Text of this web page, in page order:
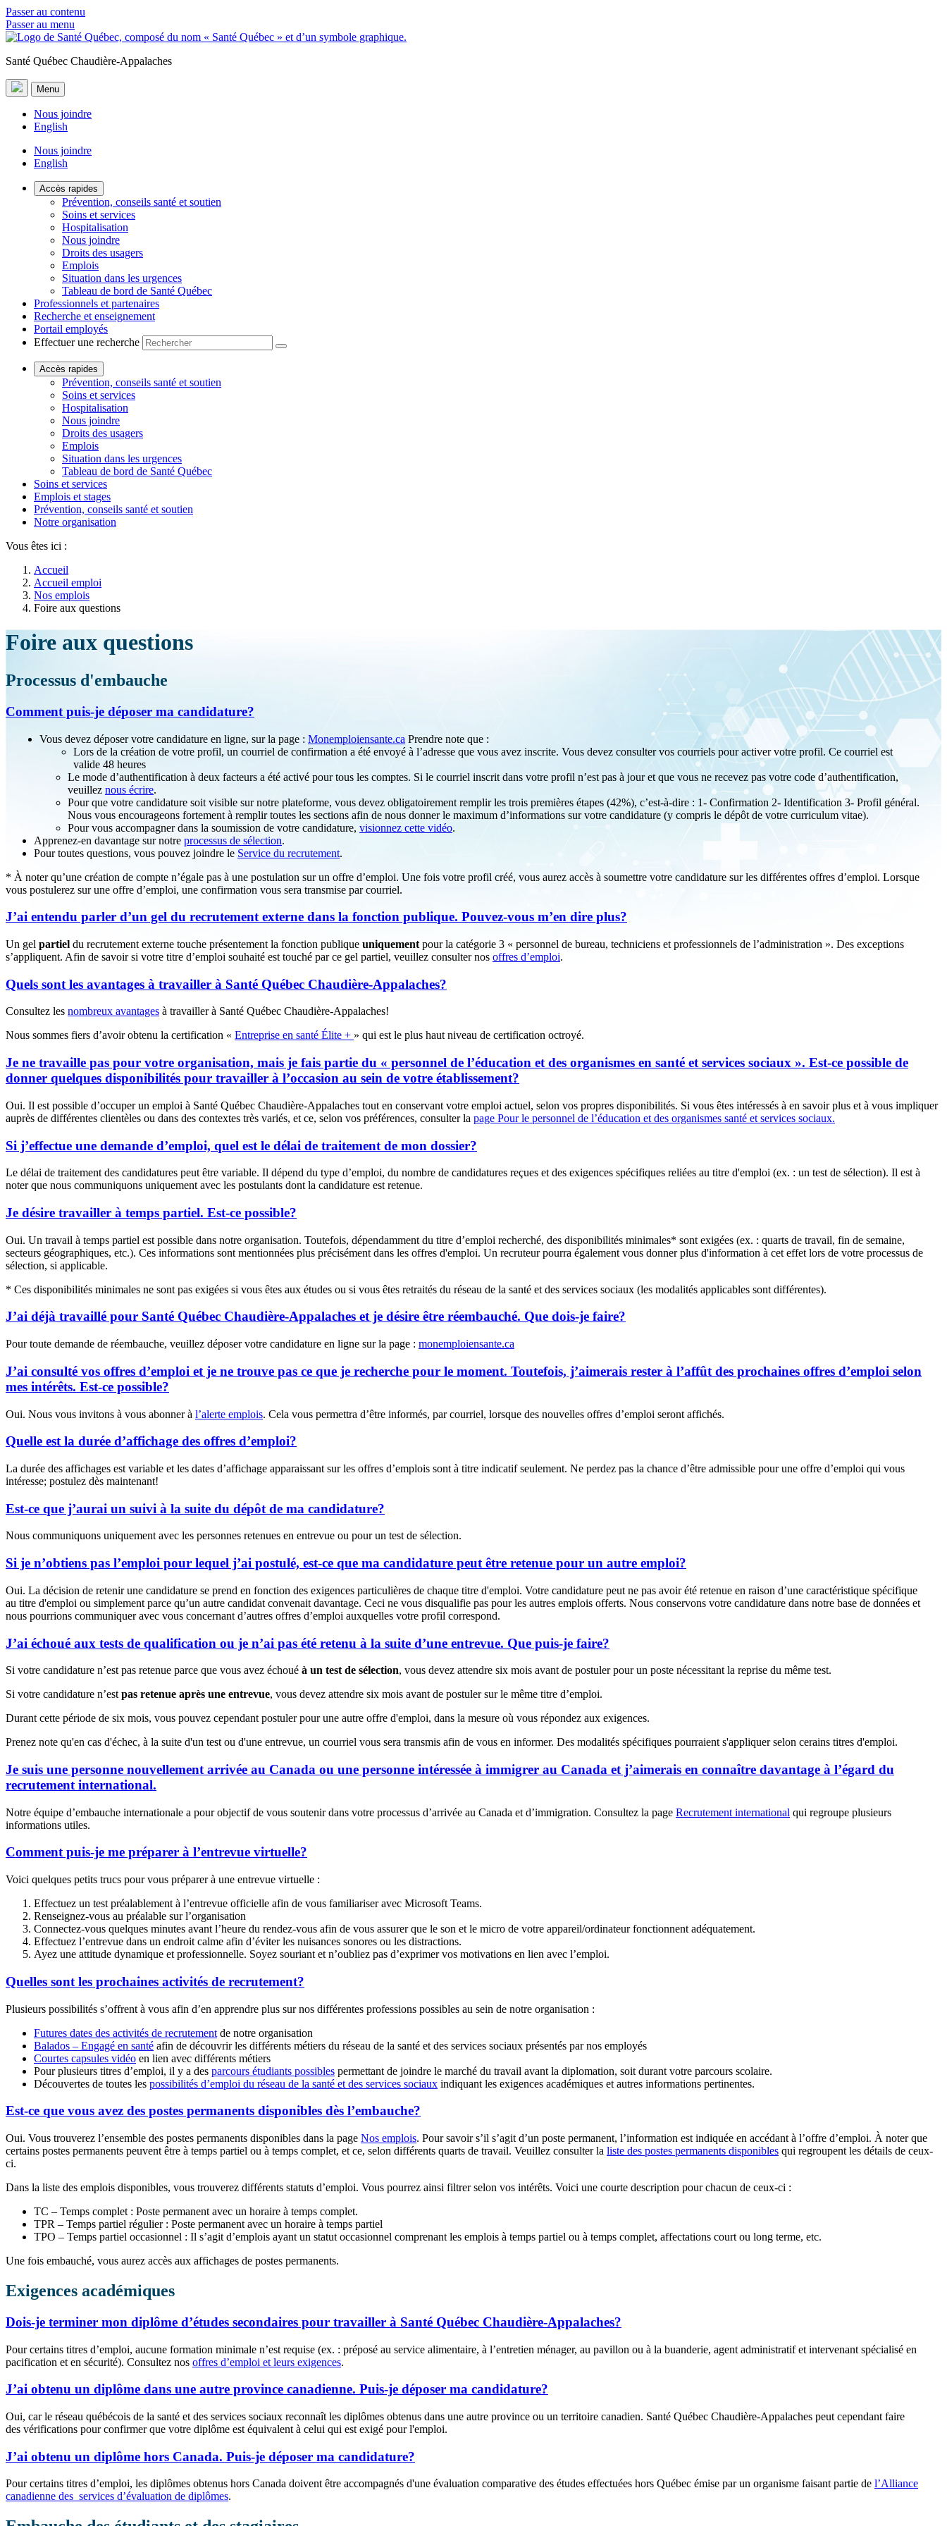
Passer au contenu
Passer au menu
Santé Québec Chaudière-Appalaches
Menu
Nous joindre
English
Nous joindre
English
Accès rapides
Prévention, conseils santé et soutien
Soins et services
Hospitalisation
Nous joindre
Droits des usagers
Emplois
Situation dans les urgences
Tableau de bord de Santé Québec
Professionnels et partenaires
Recherche et enseignement
Portail employés
Effectuer une recherche
Accès rapides
Prévention, conseils santé et soutien
Soins et services
Hospitalisation
Nous joindre
Droits des usagers
Emplois
Situation dans les urgences
Tableau de bord de Santé Québec
Soins et services
Emplois et stages
Prévention, conseils santé et soutien
Notre organisation
Vous êtes ici :
Accueil
Accueil emploi
Nos emplois
Foire aux questions
Foire aux questions
Processus d'embauche
Comment puis-je déposer ma candidature?
Vous devez déposer votre candidature en ligne, sur la page : Monemploiensante.ca Prendre note que :
Lors de la création de votre profil, un courriel de confirmation a été envoyé à l’adresse que vous avez inscrite. Vous devez consulter vos courriels pour activer votre profil. Ce courriel est
valide 48 heures
Le mode d’authentification à deux facteurs a été activé pour tous les comptes. Si le courriel inscrit dans votre profil n’est pas à jour et que vous ne recevez pas votre code d’authentification,
veuillez nous écrire.
Pour que votre candidature soit visible sur notre plateforme, vous devez obligatoirement remplir les trois premières étapes (42%), c’est-à-dire : 1- Confirmation 2- Identification 3- Profil général.
Nous vous encourageons fortement à remplir toutes les sections afin de nous donner le maximum d’informations sur votre candidature (y compris le dépôt de votre curriculum vitae).
Pour vous accompagner dans la soumission de votre candidature, visionnez cette vidéo.
Apprenez-en davantage sur notre processus de sélection.
Pour toutes questions, vous pouvez joindre le Service du recrutement.
* À noter qu’une création de compte n’égale pas à une postulation sur un offre d’emploi. Une fois votre profil créé, vous aurez accès à soumettre votre candidature sur les différentes offres d’emploi. Lorsque
vous postulerez sur une offre d’emploi, une confirmation vous sera transmise par courriel.
J’ai entendu parler d’un gel du recrutement externe dans la fonction publique. Pouvez-vous m’en dire plus?
Un gel partiel du recrutement externe touche présentement la fonction publique uniquement pour la catégorie 3 « personnel de bureau, techniciens et professionnels de l’administration ». Des exceptions
s’appliquent. Afin de savoir si votre titre d’emploi souhaité est touché par ce gel partiel, veuillez consulter nos offres d’emploi.
Quels sont les avantages à travailler à Santé Québec Chaudière-Appalaches?
Consultez les nombreux avantages à travailler à Santé Québec Chaudière-Appalaches!
Nous sommes fiers d’avoir obtenu la certification « Entreprise en santé Élite + » qui est le plus haut niveau de certification octroyé.
Je ne travaille pas pour votre organisation, mais je fais partie du « personnel de l’éducation et des organismes en santé et services sociaux ». Est-ce possible de
donner quelques disponibilités pour travailler à l’occasion au sein de votre établissement?
Oui. Il est possible d’occuper un emploi à Santé Québec Chaudière-Appalaches tout en conservant votre emploi actuel, selon vos propres disponibilités. Si vous êtes intéressés à en savoir plus et à vous impliquer
auprès de différentes clientèles ou dans des contextes très variés, et ce, selon vos préférences, consulter la page Pour le personnel de l’éducation et des organismes santé et services sociaux.
Si j’effectue une demande d’emploi, quel est le délai de traitement de mon dossier?
Le délai de traitement des candidatures peut être variable. Il dépend du type d’emploi, du nombre de candidatures reçues et des exigences spécifiques reliées au titre d'emploi (ex. : un test de sélection). Il est à
noter que nous communiquons uniquement avec les postulants dont la candidature est retenue.
Je désire travailler à temps partiel. Est-ce possible?
Oui. Un travail à temps partiel est possible dans notre organisation. Toutefois, dépendamment du titre d’emploi recherché, des disponibilités minimales* sont exigées (ex. : quarts de travail, fin de semaine,
secteurs géographiques, etc.). Ces informations sont mentionnées plus précisément dans les offres d'emploi. Un recruteur pourra également vous donner plus d'information à cet effet lors de votre processus de
sélection, si applicable.
* Ces disponibilités minimales ne sont pas exigées si vous êtes aux études ou si vous êtes retraités du réseau de la santé et des services sociaux (les modalités applicables sont différentes).
J’ai déjà travaillé pour Santé Québec Chaudière-Appalaches et je désire être réembauché. Que dois-je faire?
Pour toute demande de réembauche, veuillez déposer votre candidature en ligne sur la page : monemploiensante.ca
J’ai consulté vos offres d’emploi et je ne trouve pas ce que je recherche pour le moment. Toutefois, j’aimerais rester à l’affût des prochaines offres d’emploi selon
mes intérêts. Est-ce possible?
Oui. Nous vous invitons à vous abonner à l’alerte emplois. Cela vous permettra d’être informés, par courriel, lorsque des nouvelles offres d’emploi seront affichés.
Quelle est la durée d’affichage des offres d’emploi?
La durée des affichages est variable et les dates d’affichage apparaissant sur les offres d’emplois sont à titre indicatif seulement. Ne perdez pas la chance d’être admissible pour une offre d’emploi qui vous
intéresse; postulez dès maintenant!
Est-ce que j’aurai un suivi à la suite du dépôt de ma candidature?
Nous communiquons uniquement avec les personnes retenues en entrevue ou pour un test de sélection.
Si je n’obtiens pas l’emploi pour lequel j’ai postulé, est-ce que ma candidature peut être retenue pour un autre emploi?
Oui. La décision de retenir une candidature se prend en fonction des exigences particulières de chaque titre d'emploi. Votre candidature peut ne pas avoir été retenue en raison d’une caractéristique spécifique
au titre d'emploi ou simplement parce qu’un autre candidat convenait davantage. Ceci ne vous disqualifie pas pour les autres emplois offerts. Nous conservons votre candidature dans notre base de données et
nous pourrions communiquer avec vous concernant d’autres offres d’emploi auxquelles votre profil correspond.
J’ai échoué aux tests de qualification ou je n’ai pas été retenu à la suite d’une entrevue. Que puis-je faire?
Si votre candidature n’est pas retenue parce que vous avez échoué à un test de sélection, vous devez attendre six mois avant de postuler pour un poste nécessitant la reprise du même test.
Si votre candidature n’est pas retenue après une entrevue, vous devez attendre six mois avant de postuler sur le même titre d’emploi.
Durant cette période de six mois, vous pouvez cependant postuler pour une autre offre d'emploi, dans la mesure où vous répondez aux exigences.
Prenez note qu'en cas d'échec, à la suite d'un test ou d'une entrevue, un courriel vous sera transmis afin de vous en informer. Des modalités spécifiques pourraient s'appliquer selon cerains titres d'emploi.
Je suis une personne nouvellement arrivée au Canada ou une personne intéressée à immigrer au Canada et j’aimerais en connaître davantage à l’égard du
recrutement international.
Notre équipe d’embauche internationale a pour objectif de vous soutenir dans votre processus d’arrivée au Canada et d’immigration. Consultez la page Recrutement international qui regroupe plusieurs
informations utiles.
Comment puis-je me préparer à l’entrevue virtuelle?
Voici quelques petits trucs pour vous préparer à une entrevue virtuelle :
Effectuez un test préalablement à l’entrevue officielle afin de vous familiariser avec Microsoft Teams.
Renseignez-vous au préalable sur l’organisation
Connectez-vous quelques minutes avant l’heure du rendez-vous afin de vous assurer que le son et le micro de votre appareil/ordinateur fonctionnent adéquatement.
Effectuez l’entrevue dans un endroit calme afin d’éviter les nuisances sonores ou les distractions.
Ayez une attitude dynamique et professionnelle. Soyez souriant et n’oubliez pas d’exprimer vos motivations en lien avec l’emploi.
Quelles sont les prochaines activités de recrutement?
Plusieurs possibilités s’offrent à vous afin d’en apprendre plus sur nos différentes professions possibles au sein de notre organisation :
Futures dates des activités de recrutement de notre organisation
Balados – Engagé en santé afin de découvrir les différents métiers du réseau de la santé et des services sociaux présentés par nos employés
Courtes capsules vidéo en lien avec différents métiers
Pour plusieurs titres d’emploi, il y a des parcours étudiants possibles permettant de joindre le marché du travail avant la diplomation, soit durant votre parcours scolaire.
Découvertes de toutes les possibilités d’emploi du réseau de la santé et des services sociaux indiquant les exigences académiques et autres informations pertinentes.
Est-ce que vous avez des postes permanents disponibles dès l’embauche?
Oui. Vous trouverez l’ensemble des postes permanents disponibles dans la page Nos emplois. Pour savoir s’il s’agit d’un poste permanent, l’information est indiquée en accédant à l’offre d’emploi. À noter que
certains postes permanents peuvent être à temps partiel ou à temps complet, et ce, selon différents quarts de travail. Veuillez consulter la liste des postes permanents disponibles qui regroupent les détails de ceux-
ci.
Dans la liste des emplois disponibles, vous trouverez différents statuts d’emploi. Vous pourrez ainsi filtrer selon vos intérêts. Voici une courte description pour chacun de ceux-ci :
TC – Temps complet : Poste permanent avec un horaire à temps complet.
TPR – Temps partiel régulier : Poste permanent avec un horaire à temps partiel
TPO – Temps partiel occasionnel : Il s’agit d’emplois ayant un statut occasionnel comprenant les emplois à temps partiel ou à temps complet, affectations court ou long terme, etc.
Une fois embauché, vous aurez accès aux affichages de postes permanents.
Exigences académiques
Dois-je terminer mon diplôme d’études secondaires pour travailler à Santé Québec Chaudière-Appalaches?
Pour certains titres d’emploi, aucune formation minimale n’est requise (ex. : préposé au service alimentaire, à l’entretien ménager, au pavillon ou à la buanderie, agent administratif et intervenant spécialisé en
pacification et en sécurité). Consultez nos offres d’emploi et leurs exigences.
J’ai obtenu un diplôme dans une autre province canadienne. Puis-je déposer ma candidature?
Oui, car le réseau québécois de la santé et des services sociaux reconnaît les diplômes obtenus dans une autre province ou un territoire canadien. Santé Québec Chaudière-Appalaches peut cependant faire
des vérifications pour confirmer que votre diplôme est équivalent à celui qui est exigé pour l'emploi.
J’ai obtenu un diplôme hors Canada. Puis-je déposer ma candidature?
Pour certains titres d’emploi, les diplômes obtenus hors Canada doivent être accompagnés d'une évaluation comparative des études effectuées hors Québec émise par un organisme faisant partie de l’Alliance
canadienne des services d’évaluation de diplômes.